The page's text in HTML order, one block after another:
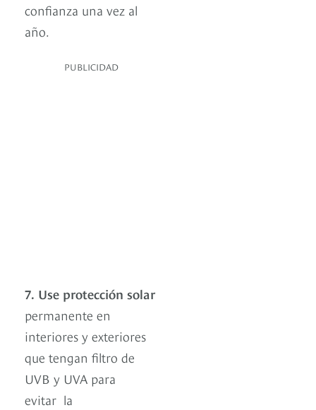
confianza una vez al
año.
PUBLICIDAD
7. Use protección solar
permanente en
interiores y exteriores
que tengan filtro de
UVB y UVA para
evitar la